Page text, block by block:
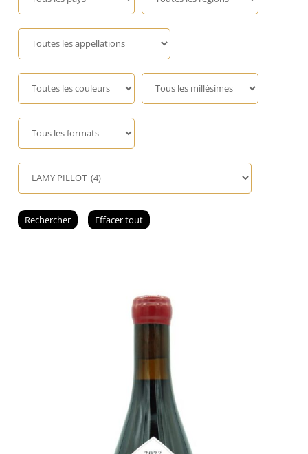
Champagne
GIN
RHUM
WHISKY
ACCESSOIRES